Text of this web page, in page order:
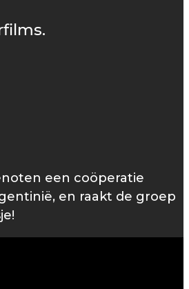
een coöperatie
en raakt de groep